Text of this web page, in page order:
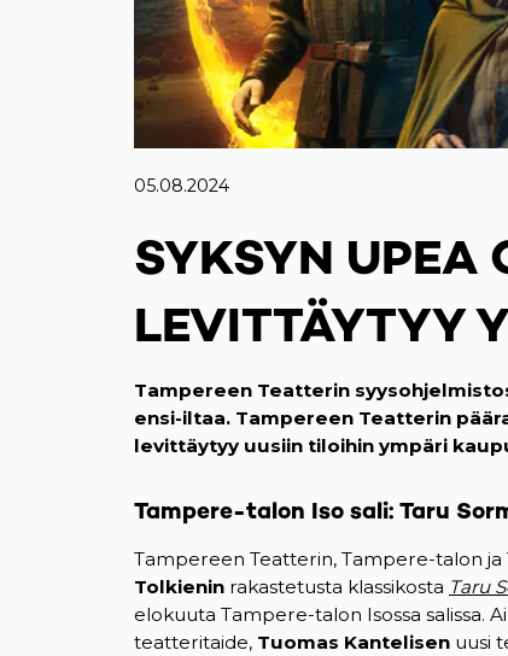
05.08.2024
SYKSYN UPEA
LEVITTÄYTYY
Tampereen Teatterin
ensi-iltaa. Tampereen Teatterin
levittäytyy uusiin tiloihin ympäri
Tampere-talon Iso sali: Taru
Tampereen Teatterin, Tampere-talon
Tolkienin rakastetusta klassikosta Taru
elokuuta Tampere-talon Isossa salissa.
teatteritaide, Tuomas Kantelisen uusi